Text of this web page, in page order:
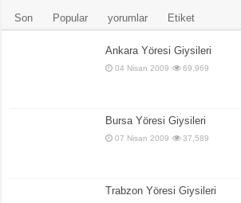
Son Popular yorumlar Etiket
Ankara Yöresi Giysileri
04 Nisan 2009 69,969
Bursa Yöresi Giysileri
07 Nisan 2009 37,589
Trabzon Yöresi Giysileri